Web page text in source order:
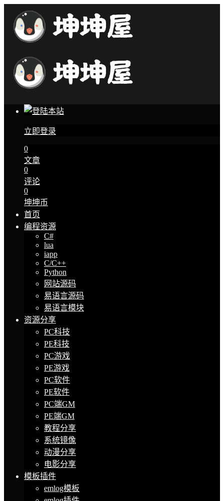
立即登录
0
文章
0
评论
0
坤坤币
首页
编程资源
C#
lua
iapp
C/C++
Python
网站源码
易语言源码
易语言模块
资源分享
PC科技
PE科技
PC游戏
PE游戏
PC软件
PE软件
PC端GM
PE端GM
教程分享
系统镜像
动漫分享
电影分享
模板插件
emlog模板